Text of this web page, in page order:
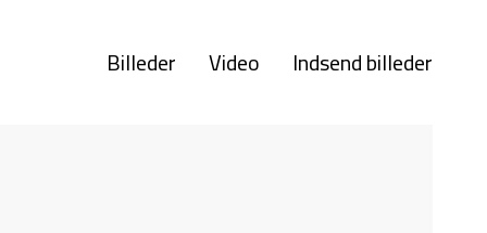
Billeder Video Indsend billeder